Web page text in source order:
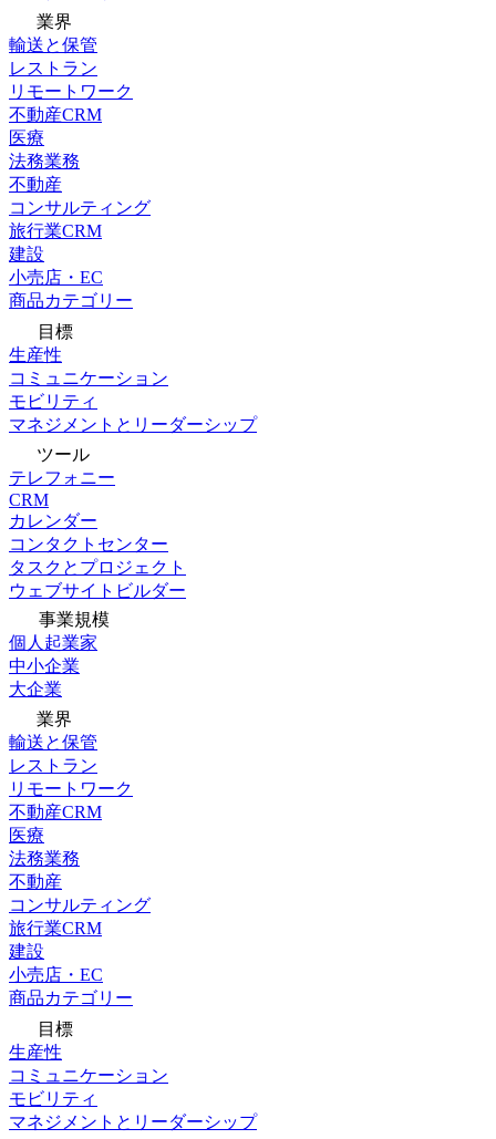
業界
輸送と保管
レストラン
リモートワーク
不動産CRM
医療
法務業務
不動産
コンサルティング
旅行業CRM
建設
小売店・EC
商品カテゴリー
目標
生産性
コミュニケーション
モビリティ
マネジメントとリーダーシップ
ツール
テレフォニー
CRM
カレンダー
コンタクトセンター
タスクとプロジェクト
ウェブサイトビルダー
事業規模
個人起業家
中小企業
大企業
業界
輸送と保管
レストラン
リモートワーク
不動産CRM
医療
法務業務
不動産
コンサルティング
旅行業CRM
建設
小売店・EC
商品カテゴリー
目標
生産性
コミュニケーション
モビリティ
マネジメントとリーダーシップ